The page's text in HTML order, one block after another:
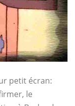
petit écran:
le